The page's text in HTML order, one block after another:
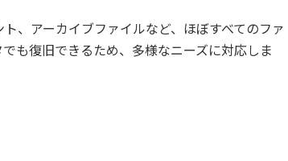
、アーカイブファイルなど、ほぼすべてのファ
も復旧できるため、多様なニーズに対応しま